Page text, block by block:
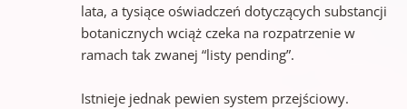
lata, a tysiące oświadczeń dotyczących substancji
botanicznych wciąż czeka na rozpatrzenie w
ramach tak zwanej “listy pending”.
Istnieje jednak pewien system przejściowy.